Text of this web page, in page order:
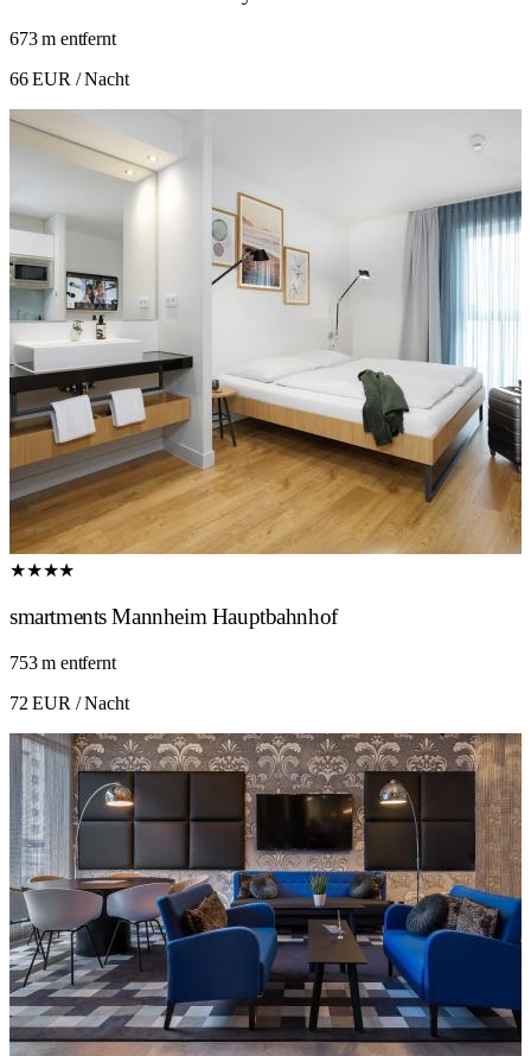
673 m entfernt
66 EUR / Nacht
★★★★
smartments Mannheim Hauptbahnhof
753 m entfernt
72 EUR / Nacht